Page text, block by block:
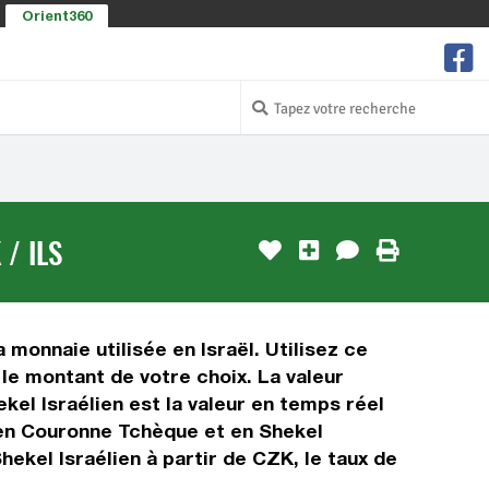
Orient360
/ ILS
monnaie utilisée en Israël. Utilisez ce
montant de votre choix. La valeur
Israélien est la valeur en temps réel
Couronne Tchèque et en Shekel
Israélien à partir de CZK, le taux de